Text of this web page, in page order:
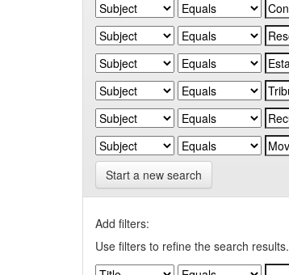
Start a new search
Add filters:
Use filters to refine the search results.